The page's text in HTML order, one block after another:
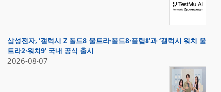
삼성전자, ‘갤럭시 Z 폴드8 울트라·폴드8·플립8’과 ‘갤럭시 워치 울
트라2·워치9’ 국내 공식 출시
2026-08-07